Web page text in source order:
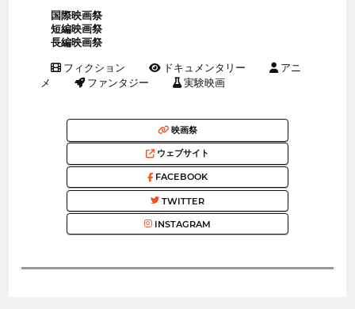
国際映画祭
短編映画祭
長編映画祭
フィクション ドキュメンタリー
アニ
メ
ファンタジー 実験映画
映画祭
ウェブサイト
FACEBOOK
TWITTER
INSTAGRAM